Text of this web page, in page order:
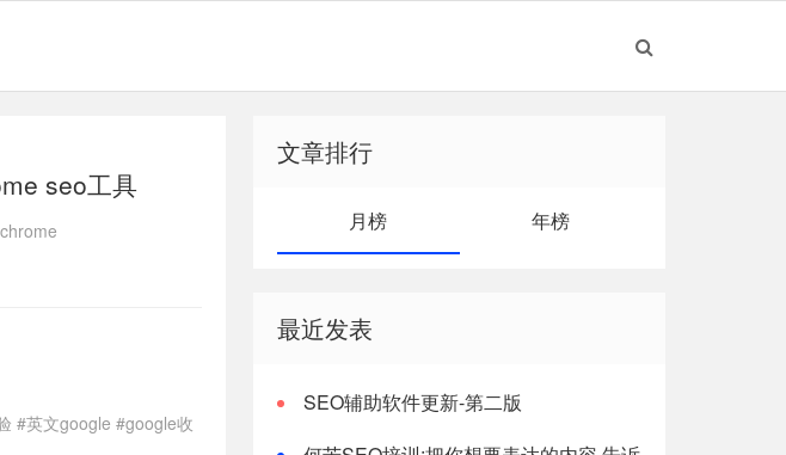
seo工具
#英文google #google收
文章排行
月榜 年榜
最近发表
SEO辅助软件更新-第二版